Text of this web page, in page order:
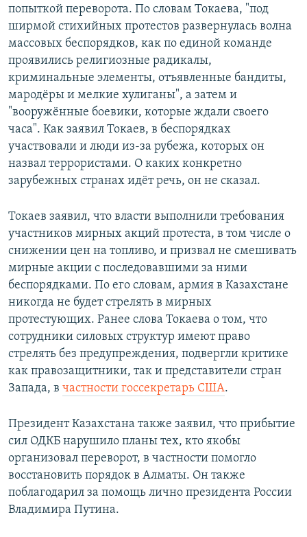
попыткой переворота. По словам Токаева, "под
ширмой стихийных протестов развернулась волна
массовых беспорядков, как по единой команде
проявились религиозные радикалы,
криминальные элементы, отъявленные бандиты,
мародёры и мелкие хулиганы", а затем и
"вооружённые боевики, которые ждали своего
часа". Как заявил Токаев, в беспорядках
участвовали и люди из-за рубежа, которых он
назвал террористами. О каких конкретно
зарубежных странах идёт речь, он не сказал.
Токаев заявил, что власти выполнили требования
участников мирных акций протеста, в том числе о
снижении цен на топливо, и призвал не смешивать
мирные акции с последовавшими за ними
беспорядками. По его словам, армия в Казахстане
никогда не будет стрелять в мирных
протестующих. Ранее слова Токаева о том, что
сотрудники силовых структур имеют право
стрелять без предупреждения, подвергли критике
как правозащитники, так и представители стран
Запада, в частности госсекретарь США.
Президент Казахстана также заявил, что прибытие
сил ОДКБ нарушило планы тех, кто якобы
организовал переворот, в частности помогло
восстановить порядок в Алматы. Он также
поблагодарил за помощь лично президента России
Владимира Путина.